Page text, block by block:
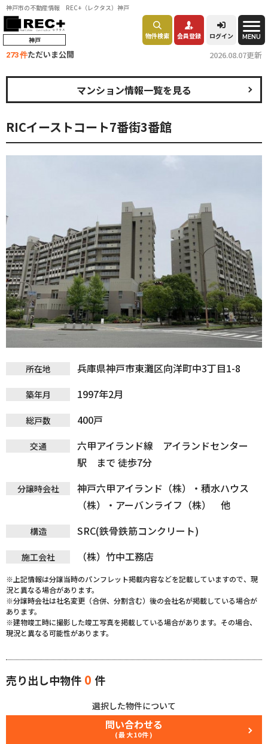
神戸市の不動産情報 REC+（レクタス）神戸
神戸 物件検索 会員登録 ログイン MENU
273 件ただいま公開 2026.08.07更新
RICイーストコート7番街3番館
マンション情報一覧を見る
所在地 兵庫県神戸市東灘区向洋町中3丁目1-8
築年月 1997年2月
総戸数 400戸
交通
六甲アイランド線 アイランドセンター
駅 まで 徒歩7分
分譲時会社
神戸六甲アイランド（株）・積水ハウス
（株）・アーバンライフ（株） 他
構造 SRC(鉄骨鉄筋コンクリート)
施工会社 （株）竹中工務店
※上記情報は分譲当時のパンフレット掲載内容などを記載していますので、現
況と異なる場合があります。
※分譲時会社は社名変更（合併、分割含む）後の会社名が掲載している場合が
あります。
※建物竣工時に撮影した竣工写真を掲載している場合があります。その場合、
現況と異なる可能性があります。
売り出し中物件 0 件
選択した物件について
問い合わせる
(最大10件)